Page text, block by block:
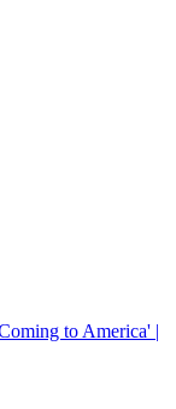
to America' |